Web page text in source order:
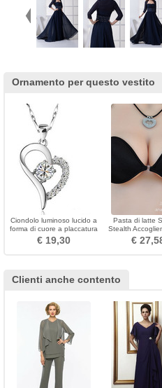
Ornamento per questo vestito
Ciondolo luminoso lucido a
forma di cuore a placcatura
calda
€ 19,30
Pasta di latte
Stealth
Invisible
€
Clienti anche contento